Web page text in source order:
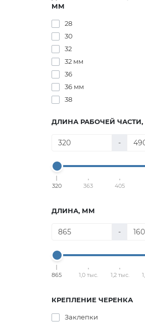
ММ
28
30
32
32 мм
36
36 мм
38
ДЛИНА РАБОЧЕЙ
-
320 363 405
ДЛИНА, ММ
-
865 1,0 тыс. 1,2 тыс.
КРЕПЛЕНИЕ ЧЕРЕНКА
Заклепки